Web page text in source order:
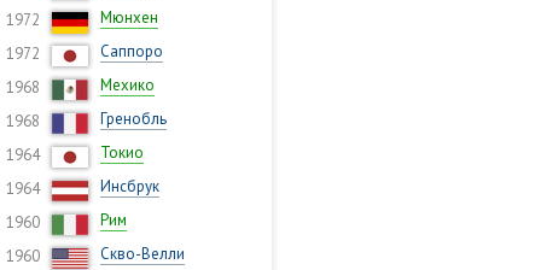
1972
Мюнхен
1972
Саппоро
1968
Мехико
1968
Гренобль
1964
Токио
1964
Инсбрук
1960
Рим
1960
Скво-Велли